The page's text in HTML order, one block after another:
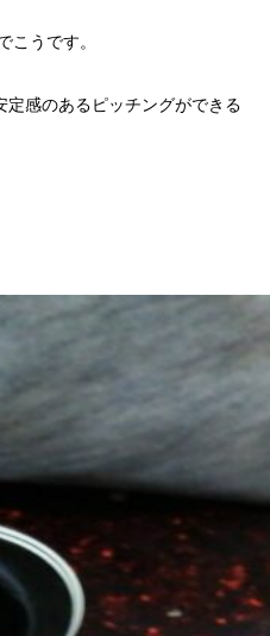
こうです。
感のあるピッチングができる